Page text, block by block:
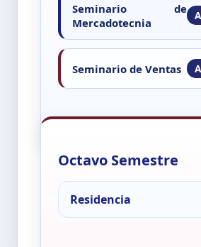
Seminario de
Mercadotecnia
Seminario de Ventas
Octavo Semestre
Residencia